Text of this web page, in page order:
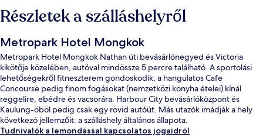
Részletek a szálláshelyről
Metropark Hotel Mongkok
Metropark Hotel Mongkok Nathan úti bevásárlónegyed és Victoria
kikötője közelében, autóval mindössze 5 percre található. A sportolási
lehetőségekről fitneszterem gondoskodik, a hangulatos Cafe
Concourse pedig finom fogásokat (nemzetközi konyha ételei) kínál
reggelire, ebédre és vacsorára. Harbour City bevásárlóközpont és
Kaulung-öböl pedig csak egy rövid autóút. Más utazók imádják a hely
következó jellemzőit: a szálláshely általános állapota.
Tudnivalók a lemondással kapcsolatos jogaidról